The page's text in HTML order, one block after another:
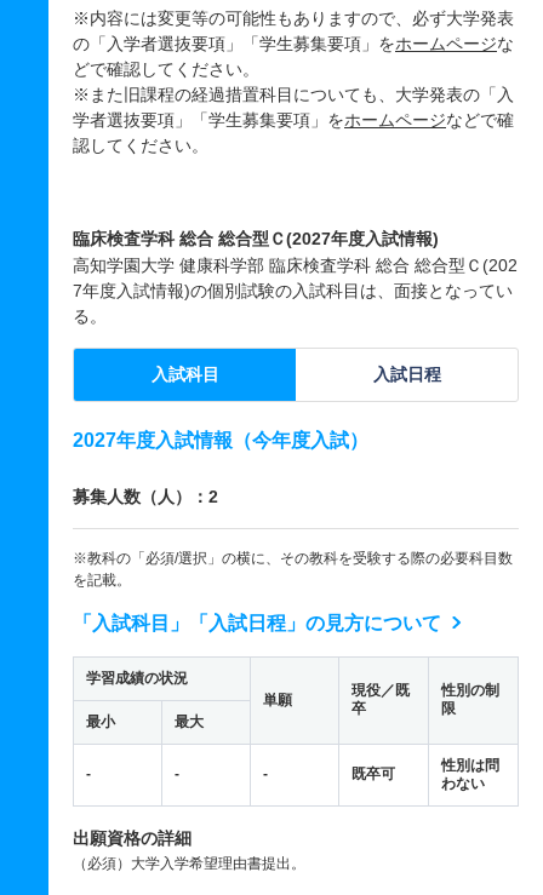
※内容には変更等の可能性もありますので、必ず大学発表
の「入学者選抜要項」「学生募集要項」をホームページな
どで確認してください。
※また旧課程の経過措置科目についても、大学発表の「入
学者選抜要項」「学生募集要項」をホームページなどで確
認してください。
臨床検査学科 総合 総合型Ｃ(2027年度入試情報)
高知学園大学 健康科学部 臨床検査学科 総合 総合型Ｃ(202
7年度入試情報)の個別試験の入試科目は、面接となってい
る。
入試科目 入試日程
2027年度入試情報（今年度入試）
募集人数（人）：2
※教科の「必須/選択」の横に、その教科を受験する際の必要科目数
を記載。
「入試科目」「入試日程」の見方について
学習成績の状況
単願
現役／既
卒
性別の制
限
最小 最大
- - - 既卒可
性別は問
わない
出願資格の詳細
（必須）大学入学希望理由書提出。